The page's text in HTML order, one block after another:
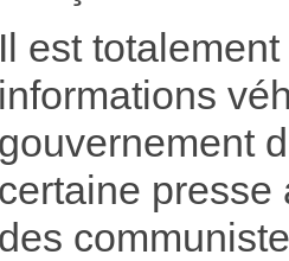
Il est
informations
gouvernement
certaine presse
des